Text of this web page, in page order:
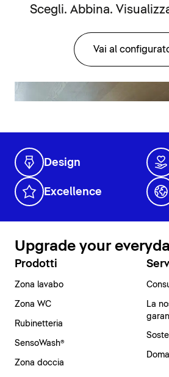
Scegli. Abbina.
Vai al
Design
Excellence
Upgrade your
Prodotti
Zona lavabo
Zona WC
Rubinetteria
SensoWash®
Zona doccia
La